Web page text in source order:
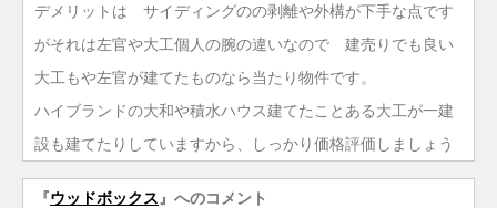
デメリットは サイディングのの剥離や外構が下手な点です
がそれは左官や大工個人の腕の違いなので 建売りでも良い
大工もや左官が建てたものなら当たり物件です。
ハイブランドの大和や積水ハウス建てたことある大工が一建
設も建てたりしていますから、しっかり価格評価しましょう
『ウッドボックス 』へのコメント